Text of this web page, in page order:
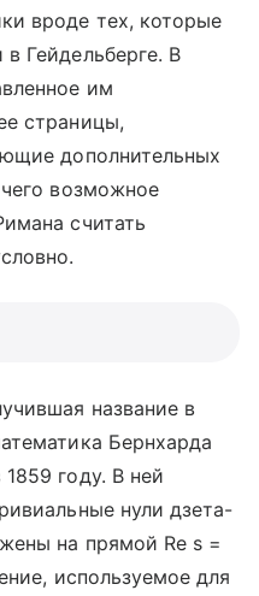
вроде тех, которые
Гейдельберге. В
им
страницы,
дополнительных
чего возможное
считать
название в
Бернхарда
году. В ней
нули дзета-
на прямой Re s =
используемое для